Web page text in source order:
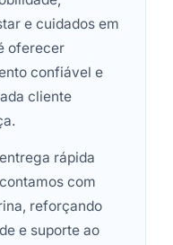
e cuidados em
oferecer
confiável e
cliente
rápida
com
reforçando
e suporte ao